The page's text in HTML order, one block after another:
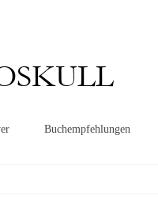
Buchempfehlungen